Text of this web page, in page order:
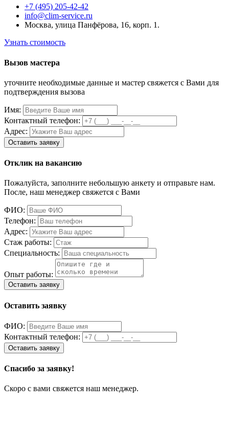
+7 (495) 205-42-42
info@clim-service.ru
Москва, улица Панфёрова, 16, корп. 1.
Узнать стоимость
Вызов мастера
уточните необходимые данные и мастер свяжется с Вами для
подтверждения вызова
Имя:
Контактный телефон:
Адрес:
Отклик на вакансию
Пожалуйста, заполните небольшую анкету и отправьте нам.
После, наш менеджер свяжется с Вами
ФИО:
Телефон:
Адрес:
Стаж работы:
Специальность:
Опыт работы:
Оставить заявку
ФИО:
Контактный телефон:
Спасибо за заявку!
Скоро с вами свяжется наш менеджер.